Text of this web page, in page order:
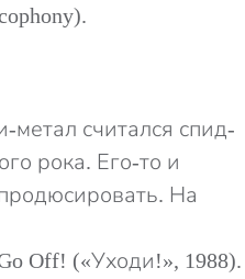
метал считался спид-
рока. Его-то и
На
Off! («Уходи!», 1988).